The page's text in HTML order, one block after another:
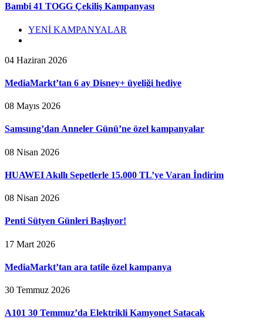
Bambi 41 TOGG Çekiliş Kampanyası
YENİ KAMPANYALAR
04 Haziran 2026
MediaMarkt’tan 6 ay Disney+ üyeliği hediye
08 Mayıs 2026
Samsung’dan Anneler Günü’ne özel kampanyalar
08 Nisan 2026
HUAWEI Akıllı Sepetlerle 15.000 TL’ye Varan İndirim
08 Nisan 2026
Penti Sütyen Günleri Başlıyor!
17 Mart 2026
MediaMarkt’tan ara tatile özel kampanya
30 Temmuz 2026
A101 30 Temmuz’da Elektrikli Kamyonet Satacak